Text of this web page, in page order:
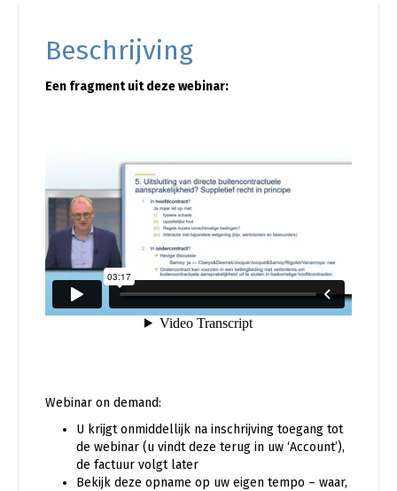
Beschrijving
Een fragment uit deze webinar:
Webinar on demand:
U krijgt onmiddellijk na inschrijving toegang tot
de webinar (u vindt deze terug in uw ‘Account’),
de factuur volgt later
Bekijk deze opname op uw eigen tempo – waar,